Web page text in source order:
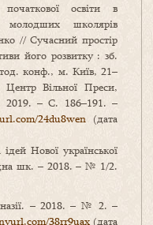
освіти в
молодших школярів
// Сучасний простір
його розвитку : зб.
конф., м. Київ, 21–
Вільної Преси,
2019. – С. 186–191. –
24du8wen (дата
Нової української
шк. – 2018. – № 1/2.
– 2018. – № 2. –
38rr9uax (дата